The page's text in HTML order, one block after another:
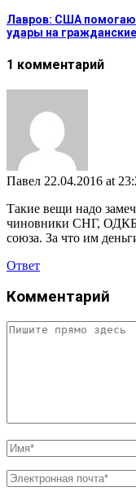
Лавров: США
удары на
1 комментарий
Павел 22.04.2016 at
Такие вещи надо
чиновники СНГ,
союза. За что им
Ответ
Комментарий